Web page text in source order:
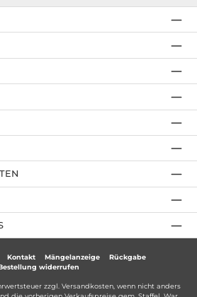
Kontakt Mängelanzeige
Rückgabe
widerrufen
zzgl. Versandkosten, wenn nicht anders